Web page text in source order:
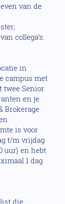
van de
collega’s.
in
campus met
twee Senior
en je
Brokerage
is voor
t/m vrijdag
uur) en hebt
1 dag
die